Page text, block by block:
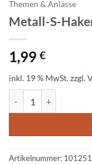
Themen & Anlässe
Metall-S-
1,99 €
inkl. 19 % MwSt.zzgl.
Artikelnummer: